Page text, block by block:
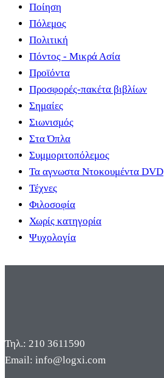
Ποίηση
Πόλεμος
Πολιτική
Πόντος - Μικρά Ασία
Προϊόντα
Προσφορές-πακέτα βιβλίων
Σημαίες
Σιωνισμός
Στα Όπλα
Συμμοριτοπόλεμος
Τα αγνωστα Ντοκουμέντα DVD
Τέχνες
Φιλοσοφία
Χωρίς κατηγορία
Ψυχολογία
Τηλ.: 210 3611590
Email: info@logxi.com